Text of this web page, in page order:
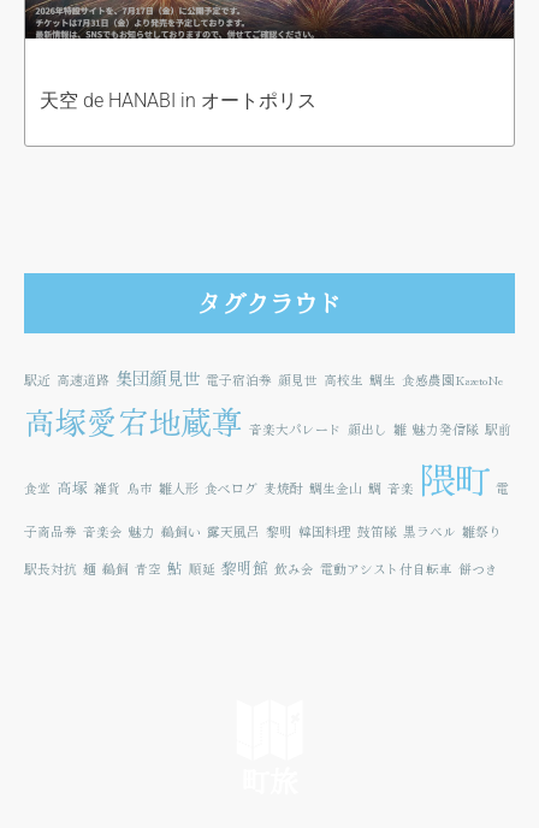
天空 de HANABI in オートポリス
タグクラウド
駅近 高速道路 集団顔見世 電子宿泊券 顔見世 高校生 鯛生 食感農園KazetoNe
高塚愛宕地蔵尊 音楽大パレード 顔出し 雛 魅力発信隊 駅前
食堂 高塚 雑貨 鳥市 雛人形 食べログ 麦焼酎 鯛生金山 鯛 音楽 隈町 電
子商品券 音楽会 魅力 鵜飼い 露天風呂 黎明 韓国料理 鼓笛隊 黒ラベル 雛祭り
駅長対抗 麺 鵜飼 青空 鮎 順延 黎明館 飲み会 電動アシスト付自転車 餅つき